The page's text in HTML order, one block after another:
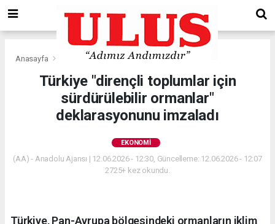
Anasayfa Ekonomi
Türkiye "dirençli toplumlar için
sürdürülebilir ormanlar"
deklarasyonunu imzaladı
EKONOMI
(AA) - Anadolu Ajansı | 12.06.2026 - 12:30, Güncelleme: 12.06.2026 - 12:07
2725+ kez okundu.
Türkiye, Pan-Avrupa bölgesindeki ormanların iklim